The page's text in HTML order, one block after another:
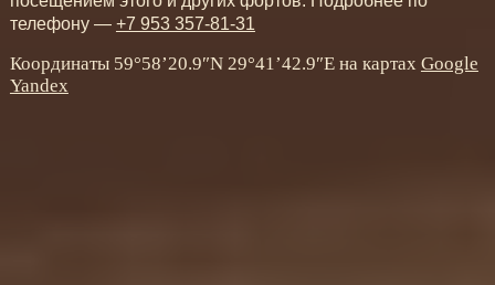
телефону — +7 953 357-81-31
Координаты 59°58’20.9″N 29°41’42.9″E на картах Google
Yandex